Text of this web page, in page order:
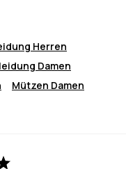
Herren
Damen
Mützen Damen